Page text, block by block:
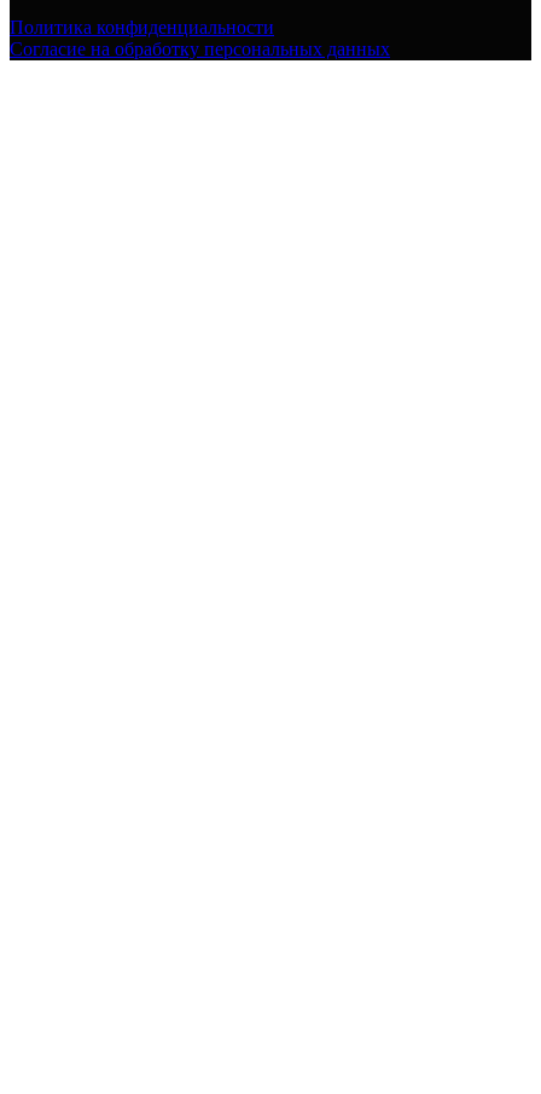
Политика конфиденциальности
Согласие на обработку персональных данных